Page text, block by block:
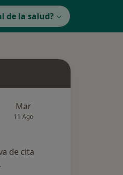
de la salud?
Mar
11 Ago
de cita